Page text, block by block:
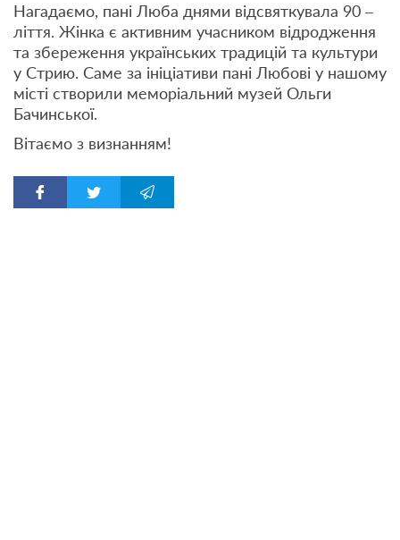
Нагадаємо, пані Люба днями відсвяткувала 90 –
ліття. Жінка є активним учасником відродження
та збереження українських традицій та культури
у Стрию. Саме за ініціативи пані Любові у нашому
місті створили меморіальний музей Ольги
Бачинської.
Вітаємо з визнанням!